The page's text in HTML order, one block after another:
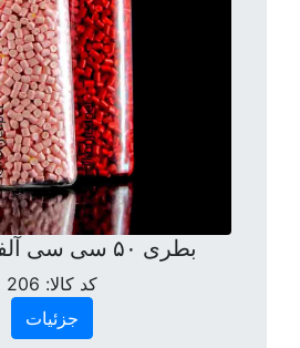
بطری ۵۰ سی سی آلفا دهانه ۱۸
کد کالا: 206
جزئیات